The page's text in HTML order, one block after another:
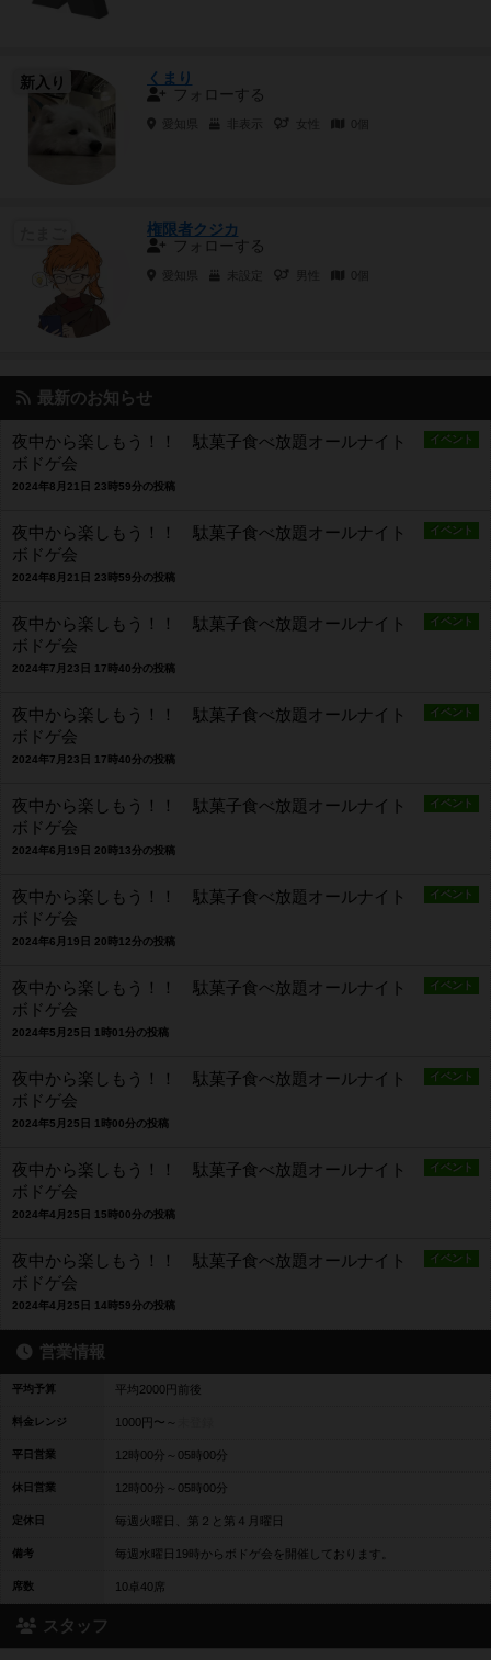
新入り
くまり
フォローする
非表示 女性
権限者クジカ
フォローする
未設定
最新のお知らせ
イベント
夜中から楽しもう！！ 駄菓子食べ放題オールナイト
ボドゲ会
2024年8月21日 23時59分の投稿
イベント
夜中から楽しもう！！ 駄菓子食べ放題オールナイト
ボドゲ会
2024年8月21日 23時59分の投稿
イベント
夜中から楽しもう！！ 駄菓子食べ放題オールナイト
ボドゲ会
2024年7月23日 17時40分の投稿
イベント
夜中から楽しもう！！ 駄菓子食べ放題オールナイト
ボドゲ会
2024年7月23日 17時40分の投稿
イベント
夜中から楽しもう！！ 駄菓子食べ放題オールナイト
ボドゲ会
2024年6月19日 20時13分の投稿
イベント
夜中から楽しもう！！ 駄菓子食べ放題オールナイト
ボドゲ会
2024年6月19日 20時12分の投稿
イベント
夜中から楽しもう！！ 駄菓子食べ放題オールナイト
ボドゲ会
2024年5月25日 1時01分の投稿
イベント
夜中から楽しもう！！ 駄菓子食べ放題オールナイト
ボドゲ会
2024年5月25日 1時00分の投稿
イベント
夜中から楽しもう！！ 駄菓子食べ放題オールナイト
ボドゲ会
2024年4月25日 15時00分の投稿
イベント
夜中から楽しもう！！ 駄菓子食べ放題オールナイト
ボドゲ会
2024年4月25日 14時59分の投稿
営業情報
平均予算 平均2000円前後
料金レンジ 1000円〜～
平日営業 12時00分～05時00分
休日営業 12時00分～05時00分
定休日 毎週火曜日、第２と第４月曜日
備考 毎週水曜日19時からボドゲ会を開催しております。
席数 10卓40席
スタッフ